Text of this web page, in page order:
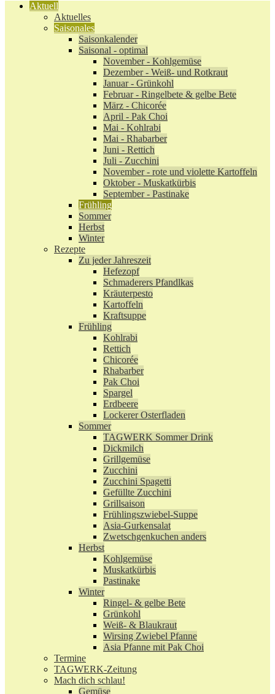
Aktuell
Aktuelles
Saisonales
Saisonkalender
Saisonal - optimal
November - Kohlgemüse
Dezember - Weiß- und Rotkraut
Januar - Grünkohl
Februar - Ringelbete & gelbe Bete
März - Chicorée
April - Pak Choi
Mai - Kohlrabi
Mai - Rhabarber
Juni - Rettich
Juli - Zucchini
November - rote und violette Kartoffeln
Oktober - Muskatkürbis
September - Pastinake
Frühling
Sommer
Herbst
Winter
Rezepte
Zu jeder Jahreszeit
Hefezopf
Schmaderers Pfandlkas
Kräuterpesto
Kartoffeln
Kraftsuppe
Frühling
Kohlrabi
Rettich
Chicorée
Rhabarber
Pak Choi
Spargel
Erdbeere
Lockerer Osterfladen
Sommer
TAGWERK Sommer Drink
Dickmilch
Grillgemüse
Zucchini
Zucchini Spagetti
Gefüllte Zucchini
Grillsaison
Frühlingszwiebel-Suppe
Asia-Gurkensalat
Zwetschgenkuchen anders
Herbst
Kohlgemüse
Muskatkürbis
Pastinake
Winter
Ringel- & gelbe Bete
Grünkohl
Weiß- & Blaukraut
Wirsing Zwiebel Pfanne
Asia Pfanne mit Pak Choi
Termine
TAGWERK-Zeitung
Mach dich schlau!
Gemüse